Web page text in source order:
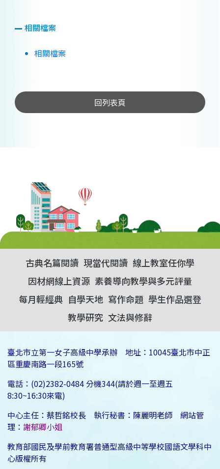
相關檔案
相關檔案
回列表頁
古典名篇閱讀 現當代閱讀 線上教室任你學
因材網線上資源 素養導向教學與多元評量
每月輕經典 自學天地 寫作命題 學生作品選登
教學研究 文法與修辭
臺北市立第一女子高級中學承辦 地址：10045臺北市中正
區重慶南路一段165號
電話：(02)2382-0484 分機344(請於週一至週五
8:30~16:30來電)
中心主任：蔡哲銘校長 執行秘書：陳麗明老師 網站管
理： 謝郁卿小姐
教育部國民及學前教育署普通型高級中等學校國語文學科中
心版權所有